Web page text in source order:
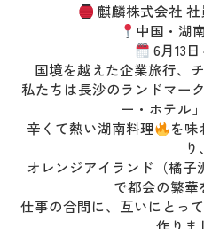
麒麟株式会社
中国・湖
6月13
国境を越えた企業旅行、
私たちは長沙のランドマー
ー・ホテル
辛くて熱い湖南料理
を味
り、
オレンジアイランド（橘子
で都会の繁
仕事の合間に、互いにとっ